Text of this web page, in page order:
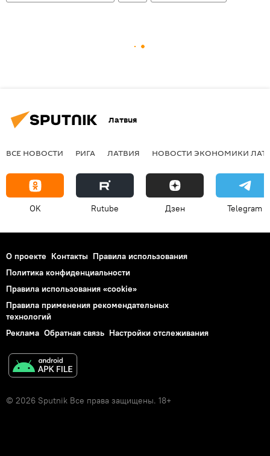
Латвия
ВСЕ НОВОСТИ РИГА ЛАТВИЯ НОВОСТИ ЭКОНОМИКИ
OK Rutube Дзен Telegram
О проекте Контакты Правила использования
Политика конфиденциальности
Правила использования «cookie»
Правила применения рекомендательных
технологий
Реклама Обратная связь Настройки отслеживания
© 2026 Sputnik Все права защищены. 18+